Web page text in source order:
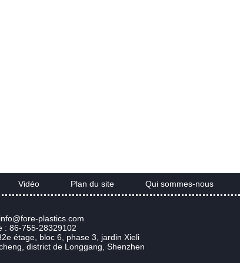
Vidéo Plan du site Qui sommes-nous
plastics.com
: 86-755-28329102
étage, bloc 6, phase 3, jardin Xieli
district de Longgang, Shenzhen